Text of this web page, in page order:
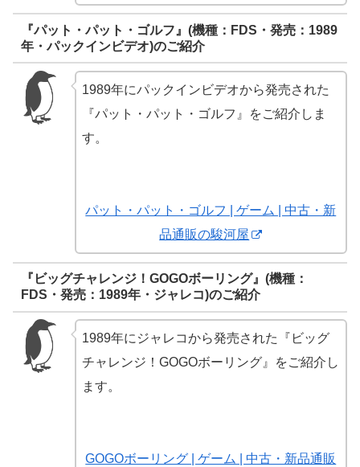
『パット・パット・ゴルフ』(機種：FDS・発売：1989
年・パックインビデオ)のご紹介
1989年にパックインビデオから発売された
『パット・パット・ゴルフ』をご紹介しま
す。
パット・パット・ゴルフ | ゲーム | 中古・新
品通販の駿河屋
『ビッグチャレンジ！GOGOボーリング』(機種：
FDS・発売：1989年・ジャレコ)のご紹介
1989年にジャレコから発売された『ビッグ
チャレンジ！GOGOボーリング』をご紹介し
ます。
GOGOボーリング | ゲーム | 中古・新品通販